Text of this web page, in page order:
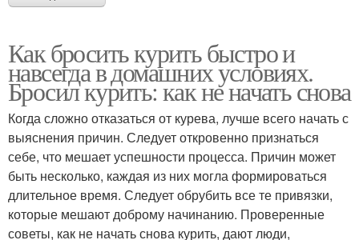
Как бросить курить быстро и
навсегда в домашних условиях.
Бросил курить: как не начать снова
Когда сложно отказаться от курева, лучше всего начать с
выяснения причин. Следует откровенно признаться
себе, что мешает успешности процесса. Причин может
быть несколько, каждая из них могла формироваться
длительное время. Следует обрубить все те привязки,
которые мешают доброму начинанию. Проверенные
советы, как не начать снова курить, дают люди,